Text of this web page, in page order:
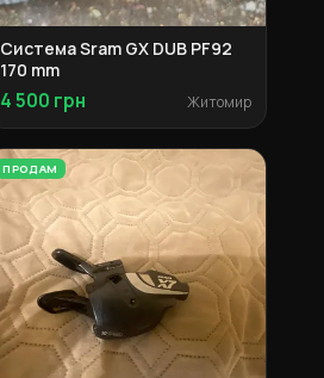
Система Sram GX DUB PF92
170 mm
4 500 грн Житомир
ПРОДАМ